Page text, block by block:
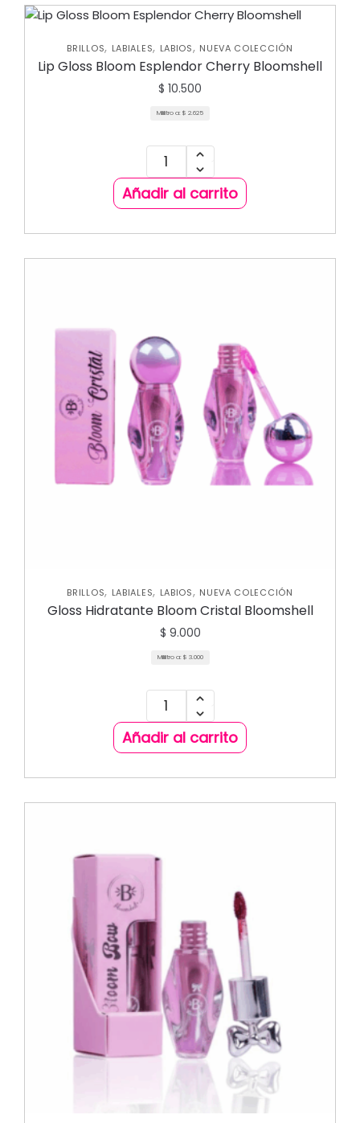
BRILLOS, LABIALES, LABIOS, NUEVA COLECCIÓN
Lip Gloss Bloom Esplendor Cherry Bloomshell
$ 10.500
Mililitro a: $ 2.625
Añadir al carrito
BRILLOS, LABIALES, LABIOS, NUEVA COLECCIÓN
Gloss Hidratante Bloom Cristal Bloomshell
$ 9.000
Mililitro a: $ 3.000
Añadir al carrito